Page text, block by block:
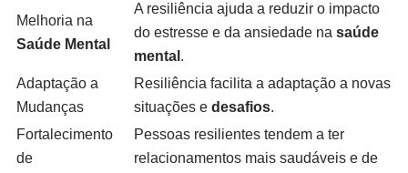
Melhoria na
Saúde Mental
A resiliência ajuda a reduzir o impacto
do estresse e da ansiedade na saúde
mental .
Adaptação a
Mudanças
Resiliência facilita a adaptação a novas
situações e desafios.
Fortalecimento
de
Pessoas resilientes tendem a ter
relacionamentos mais saudáveis e de